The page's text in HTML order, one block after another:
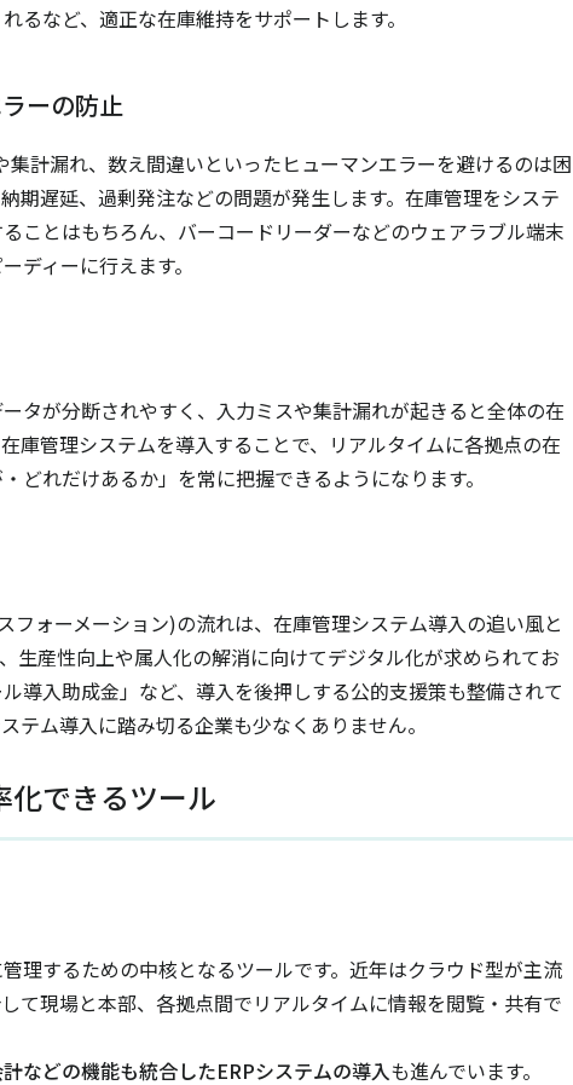
るなど、適正な在庫維持をサポートします。
ーの防止
計漏れ、数え間違いといったヒューマンエラーを避けるのは困
期遅延、過剰発注などの問題が発生します。在庫管理をシステ
ことはもちろん、バーコードリーダーなどのウェアラブル端末
ディーに行えます。
タが分断されやすく、入力ミスや集計漏れが起きると全体の在
庫管理システムを導入することで、リアルタイムに各拠点の在
どれだけあるか」を常に把握できるようになります。
フォーメーション)の流れは、在庫管理システム導入の追い風と
生産性向上や属人化の解消に向けてデジタル化が求められてお
導入助成金」など、導入を後押しする公的支援策も整備されて
テム導入に踏み切る企業も少なくありません。
化できるツール
理するための中核となるツールです。近年はクラウド型が主流
て現場と本部、各拠点間でリアルタイムに情報を閲覧・共有で
などの機能も統合したERPシステムの導入も進んでいます。